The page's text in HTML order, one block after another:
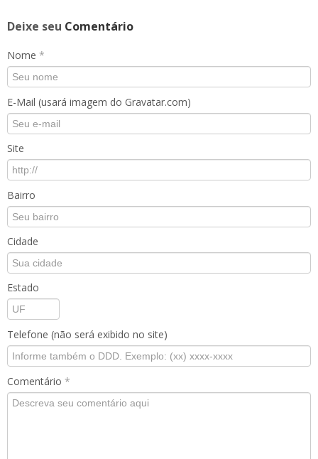
Deixe seu Comentário
Nome *
E-Mail (usará imagem do Gravatar.com)
Site
Bairro
Cidade
Estado
Telefone (não será exibido no site)
Comentário *